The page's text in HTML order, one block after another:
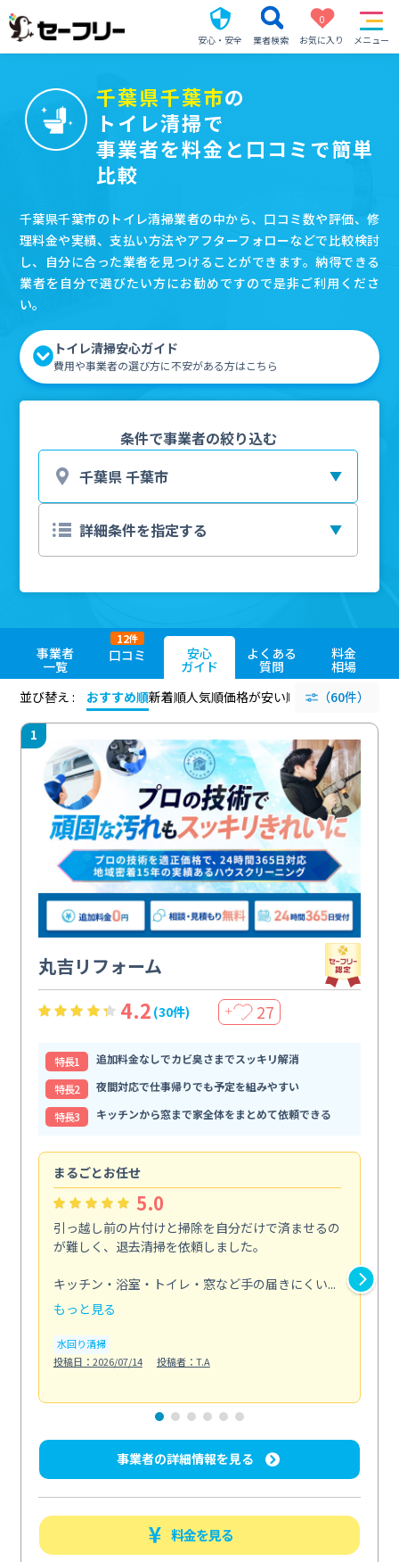
安心・安全 業者検索
0
お気に入り
メニュー
千葉県千葉市の
トイレ清掃で
事業者を料金と口コミで簡単
比較
千葉県千葉市のトイレ清掃業者の中から、口コミ数や評価、修
理料金や実績、支払い方法やアフターフォローなどで比較検討
し、自分に合った業者を見つけることができます。納得できる
業者を自分で選びたい方にお勧めですので是非ご利用くださ
い。
トイレ清掃安心ガイド
費用や事業者の選び方に不安がある方はこちら
条件で事業者の絞り込む
事業者
一覧
口コミ
12件
安心
ガイド
よくある
質問
料金
相場
並び替え :
おすすめ順新着順人気順価格が安い順 評価が高い順
（60件）
1
丸吉リフォーム
4.2 (30件) ＋ 27
特⻑1
追加料金なしでカビ臭さまでスッキリ解消
特⻑2
夜間対応で仕事帰りでも予定を組みやすい
特⻑3
キッチンから窓まで家全体をまとめて依頼できる
まるごとお任せ
5.0
引っ越し前の片付けと掃除を自分だけで済ませるの
が難しく、退去清掃を依頼しました。
キッチン・浴室・トイレ・窓など手の届きにくい...
もっと見る
水回り清掃
投稿日：2026/07/14
投稿者：T.A
事業者の詳細情報を見る
料金を見る